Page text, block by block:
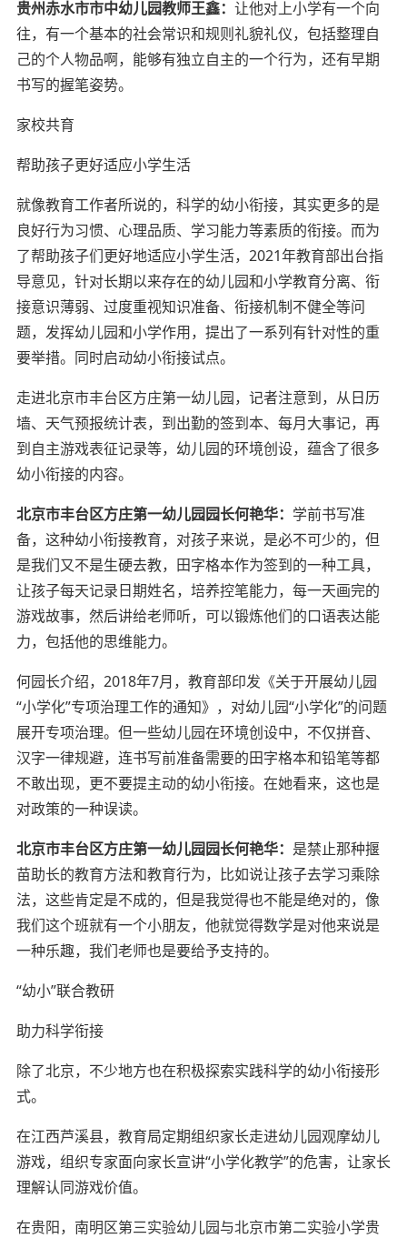
贵州赤水市市中幼儿园教师王鑫： 让他对上小学有一个向
往，有一个基本的社会常识和规则礼貌礼仪，包括整理自
己的个人物品啊，能够有独立自主的一个行为，还有早期
书写的握笔姿势。
家校共育
帮助孩子更好适应小学生活
就像教育工作者所说的，科学的幼小衔接，其实更多的是
良好行为习惯、心理品质、学习能力等素质的衔接。而为
了帮助孩子们更好地适应小学生活，2021年教育部出台指
导意见，针对长期以来存在的幼儿园和小学教育分离、衔
接意识薄弱、过度重视知识准备、衔接机制不健全等问
题，发挥幼儿园和小学作用，提出了一系列有针对性的重
要举措。同时启动幼小衔接试点。
走进北京市丰台区方庄第一幼儿园，记者注意到，从日历
墙、天气预报统计表，到出勤的签到本、每月大事记，再
到自主游戏表征记录等，幼儿园的环境创设，蕴含了很多
幼小衔接的内容。
北京市丰台区方庄第一幼儿园园长何艳华： 学前书写准
备，这种幼小衔接教育，对孩子来说，是必不可少的，但
是我们又不是生硬去教，田字格本作为签到的一种工具，
让孩子每天记录日期姓名，培养控笔能力，每一天画完的
游戏故事，然后讲给老师听，可以锻炼他们的口语表达能
力，包括他的思维能力。
何园长介绍，2018年7月，教育部印发《关于开展幼儿园
“小学化”专项治理工作的通知》，对幼儿园“小学化”的问题
展开专项治理。但一些幼儿园在环境创设中，不仅拼音、
汉字一律规避，连书写前准备需要的田字格本和铅笔等都
不敢出现，更不要提主动的幼小衔接。在她看来，这也是
对政策的一种误读。
北京市丰台区方庄第一幼儿园园长何艳华： 是禁止那种揠
苗助长的教育方法和教育行为，比如说让孩子去学习乘除
法，这些肯定是不成的，但是我觉得也不能是绝对的，像
我们这个班就有一个小朋友，他就觉得数学是对他来说是
一种乐趣，我们老师也是要给予支持的。
“幼小”联合教研
助力科学衔接
除了北京，不少地方也在积极探索实践科学的幼小衔接形
式。
在江西芦溪县，教育局定期组织家长走进幼儿园观摩幼儿
游戏，组织专家面向家长宣讲“小学化教学”的危害，让家长
理解认同游戏价值。
在贵阳，南明区第三实验幼儿园与北京市第二实验小学贵